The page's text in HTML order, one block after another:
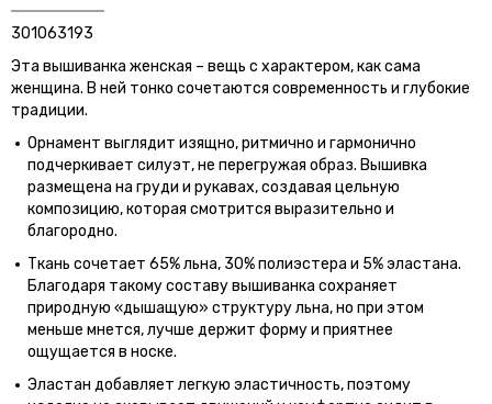
301063193
Эта вышиванка женская – вещь с характером, как сама
женщина. В ней тонко сочетаются современность и глубокие
традиции.
Орнамент выглядит изящно, ритмично и гармонично
подчеркивает силуэт, не перегружая образ. Вышивка
размещена на груди и рукавах, создавая цельную
композицию, которая смотрится выразительно и
благородно.
Ткань сочетает 65% льна, 30% полиэстера и 5% эластана.
Благодаря такому составу вышиванка сохраняет
природную «дышащую» структуру льна, но при этом
меньше мнется, лучше держит форму и приятнее
ощущается в носке.
Эластан добавляет легкую эластичность, поэтому